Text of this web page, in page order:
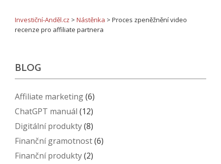
Investiční-Anděl.cz > Nástěnka > Proces zpeněžnění video
recenze pro affiliate partnera
BLOG
Affiliate marketing(6)
ChatGPT manuál (12)
Digitální produkty(8)
Finanční gramotnost(6)
Finanční produkty(2)